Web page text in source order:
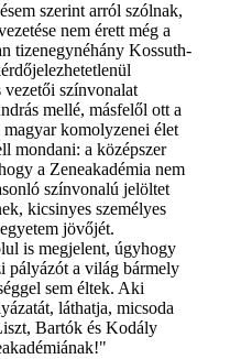
szerint arról szólnak,
nem érett még a
tizenegynéhány Kossuth-
színvonalat
mellé, másfelől ott a
komolyzenei élet
mondani: a középszer
a Zeneakadémia nem
színvonalú jelöltet
kicsinyes személyes
jövőjét.
is megjelent, úgyhogy
pályázót a világ bármely
sem éltek. Aki
láthatja, micsoda
Bartók és Kodály